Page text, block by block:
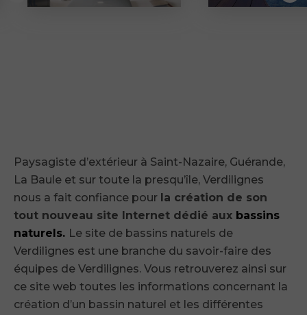
Paysagiste d’extérieur à Saint-Nazaire, Guérande,
La Baule et sur toute la presqu’île, Verdilignes
nous a fait confiance pour la création de son
tout nouveau site Internet dédié aux bassins
naturels. Le site de bassins naturels de
Verdilignes est une branche du savoir-faire des
équipes de Verdilignes. Vous retrouverez ainsi sur
ce site web toutes les informations concernant la
création d’un bassin naturel et les différentes